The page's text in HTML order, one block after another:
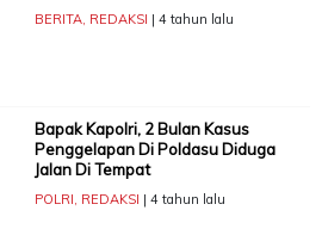
BERITA, REDAKSI | 4 tahun lalu
Bapak Kapolri, 2 Bulan Kasus
Penggelapan Di Poldasu Diduga
Jalan Di Tempat
POLRI, REDAKSI | 4 tahun lalu